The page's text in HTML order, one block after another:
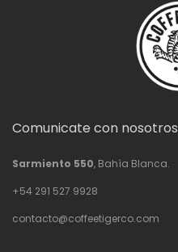
Comunicate con nosotros
Sarmiento 550, Bahía Blanca.
+54 291 527 9928
contacto@coffeetigerco.com